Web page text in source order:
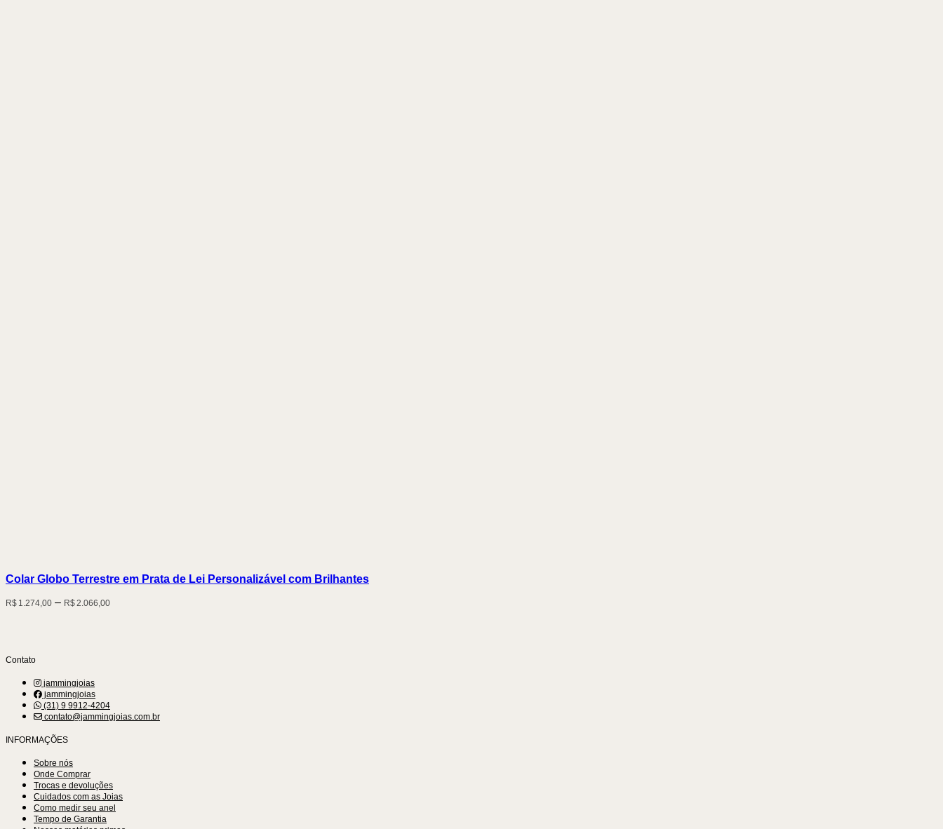
Colar Globo Terrestre em Prata de Lei Personalizável com Brilhantes
R$ 1.274,00 – R$2.066,00Price
Contato
jammingjoias
jammingjoias
(31) 9 9912-4204
contato@jammingjoias.com.br
INFORMAÇÕES
Sobre nós
Onde Comprar
Trocas e devoluções
Cuidados com as Joias
Como medir seu anel
Tempo de Garantia